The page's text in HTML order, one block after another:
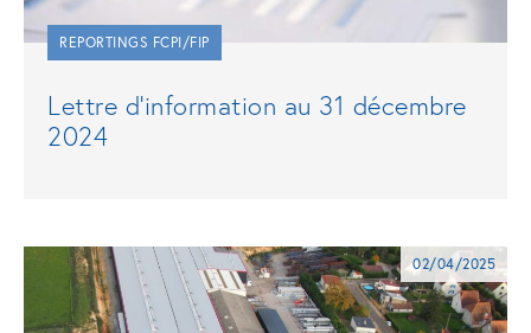
REPORTINGS FCPI/FIP
Lettre d’information au 31 décembre
2024
02/04/2025